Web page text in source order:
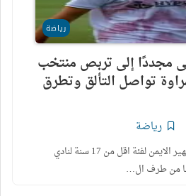
رياضة
مجددًا إلى تربص منتخب
تواصل التألق وتطرق
رياضة
تلقى اللاعب هاشمي نسيم الظهير الايمن لفئة اقل من 17 سنة لنادي
من طرف ال…